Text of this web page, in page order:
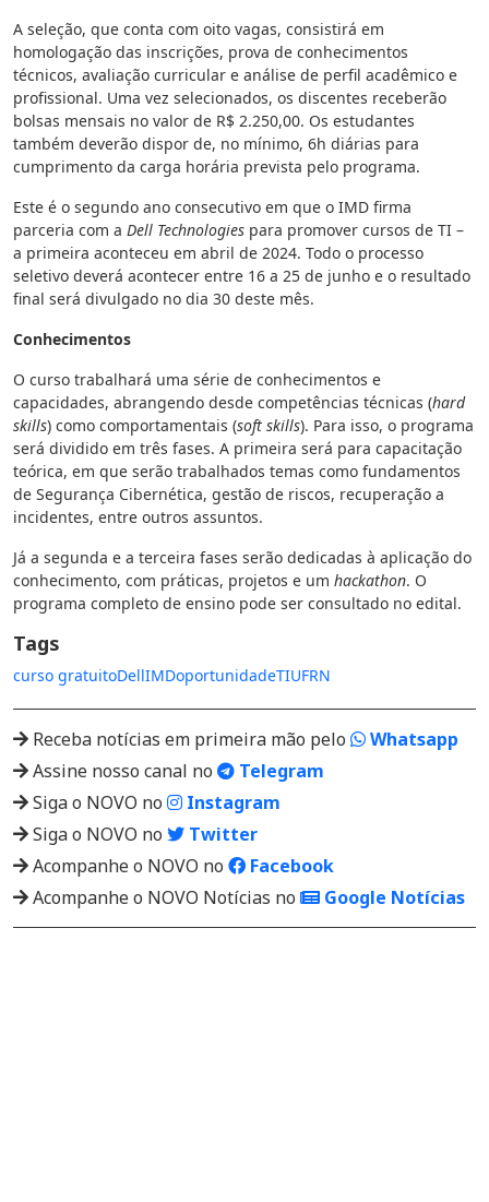
A seleção, que conta com oito vagas, consistirá em
homologação das inscrições, prova de conhecimentos
técnicos, avaliação curricular e análise de perfil acadêmico e
profissional. Uma vez selecionados, os discentes receberão
bolsas mensais no valor de R$ 2.250,00. Os estudantes
também deverão dispor de, no mínimo, 6h diárias para
cumprimento da carga horária prevista pelo programa.
Este é o segundo ano consecutivo em que o IMD firma
parceria com a Dell Technologies para promover cursos de TI –
a primeira aconteceu em abril de 2024. Todo o processo
seletivo deverá acontecer entre 16 a 25 de junho e o resultado
final será divulgado no dia 30 deste mês.
Conhecimentos
O curso trabalhará uma série de conhecimentos e
capacidades, abrangendo desde competências técnicas (hard
skills) como comportamentais (soft skills). Para isso, o programa
será dividido em três fases. A primeira será para capacitação
teórica, em que serão trabalhados temas como fundamentos
de Segurança Cibernética, gestão de riscos, recuperação a
incidentes, entre outros assuntos.
Já a segunda e a terceira fases serão dedicadas à aplicação do
conhecimento, com práticas, projetos e um hackathon. O
programa completo de ensino pode ser consultado no edital.
Tags
curso gratuitoDellIMDoportunidadeTIUFRN
Receba notícias em primeira mão pelo
Whatsapp
Assine nosso canal no
Telegram
Siga o NOVO no
Instagram
Siga o NOVO no
Twitter
Acompanhe o NOVO no
Facebook
Acompanhe o NOVO Notícias no
Google Notícias